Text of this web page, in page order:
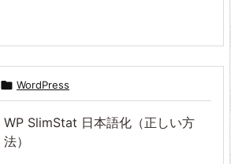
 WordPress
WP SlimStat 日本語化（正しい方
法）